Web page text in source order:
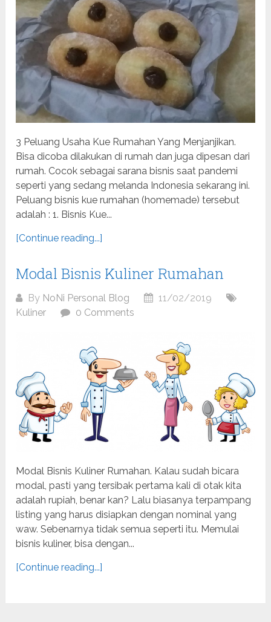
3 Peluang Usaha Kue Rumahan Yang Menjanjikan.
Bisa dicoba dilakukan di rumah dan juga dipesan dari
rumah. Cocok sebagai sarana bisnis saat pandemi
seperti yang sedang melanda Indonesia sekarang ini.
Peluang bisnis kue rumahan (homemade) tersebut
adalah : 1. Bisnis Kue...
[Continue reading...]
Modal Bisnis Kuliner Rumahan
By NoNi Personal Blog
11/02/2019
Kuliner
0 Comments
Modal Bisnis Kuliner Rumahan. Kalau sudah bicara
modal, pasti yang tersibak pertama kali di otak kita
adalah rupiah, benar kan? Lalu biasanya terpampang
listing yang harus disiapkan dengan nominal yang
waw. Sebenarnya tidak semua seperti itu. Memulai
bisnis kuliner, bisa dengan...
[Continue reading...]